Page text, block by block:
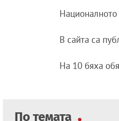
В сайта са
На 10 бяха
По темата